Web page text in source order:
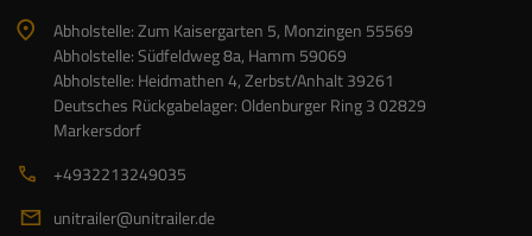
Abholstelle: Zum Kaisergarten 5, Monzingen 55569
Abholstelle: Südfeldweg 8a, Hamm 59069
Abholstelle: Heidmathen 4, Zerbst/Anhalt 39261
Deutsches Rückgabelager: Oldenburger Ring 3 02829
Markersdorf
+4932213249035
unitrailer@unitrailer.de